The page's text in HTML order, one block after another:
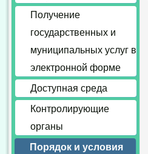
Получение
государственных и
муниципальных услуг в
электронной форме
Доступная среда
Контролирующие
органы
Порядок и условия